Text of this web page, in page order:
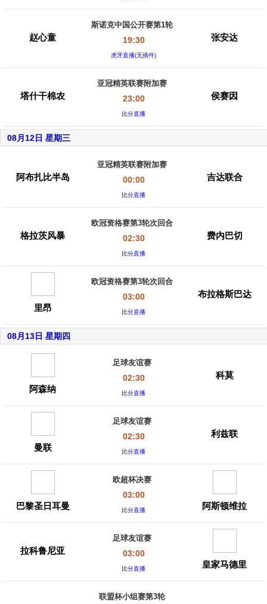
赵心童
斯诺克中国公开赛第1轮
19:30
虎牙直播(无插件)
张安达
塔什干棉农
亚冠精英联赛附加赛
23:00
比分直播
侯赛因
08月12日 星期三
阿布扎比半岛
亚冠精英联赛附加赛
00:00
比分直播
吉达联合
格拉茨风暴
欧冠资格赛第3轮次回合
02:30
比分直播
费内巴切
里昂
欧冠资格赛第3轮次回合
03:00
比分直播
布拉格斯巴达
08月13日 星期四
阿森纳
足球友谊赛
02:30
比分直播
科莫
曼联
足球友谊赛
02:30
比分直播
利兹联
巴黎圣日耳曼
欧超杯决赛
03:00
比分直播 阿斯顿维拉
拉科鲁尼亚
足球友谊赛
03:00
比分直播 皇家马德里
联盟杯小组赛第3轮